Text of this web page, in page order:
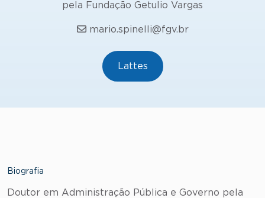
pela Fundação Getulio Vargas
mario.spinelli@fgv.br
Lattes
Biografia
Doutor em Administração Pública e Governo pela